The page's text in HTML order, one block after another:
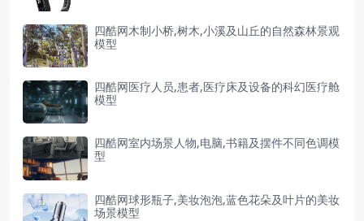
四酷网木制小桥,树木,小溪及山丘的自然森林景观
模型
四酷网医疗人员,患者,医疗床及设备的科幻医疗舱
模型
四酷网室内场景人物,电脑,书籍及摆件不同色调模
型
四酷网球形瓶子,美妆泡泡,蓝色花朵及叶片的美妆
场景模型